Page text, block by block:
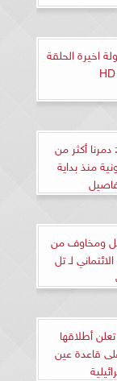
اخيرة الحلقة
أكثر من
منذ بداية
ومخاوف من
لـ تل
أطلاقها
قاعدة عين